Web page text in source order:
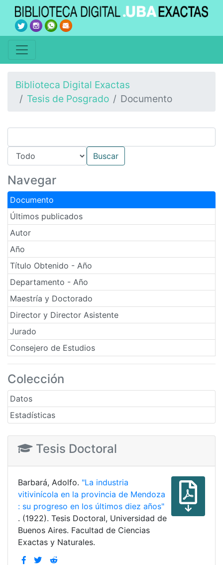
Biblioteca Digital Exactas
Tesis de Posgrado
Documento
Navegar
Documento
Últimos publicados
Autor
Año
Título Obtenido - Año
Departamento - Año
Maestría y Doctorado
Director y Director Asistente
Jurado
Consejero de Estudios
Colección
Datos
Estadísticas
Tesis Doctoral
Barbará, Adolfo. "La industria
vitivinícola en la provincia de Mendoza
: su progreso en los últimos diez años"
. (1922). Tesis Doctoral, Universidad de
Buenos Aires. Facultad de Ciencias
Exactas y Naturales.